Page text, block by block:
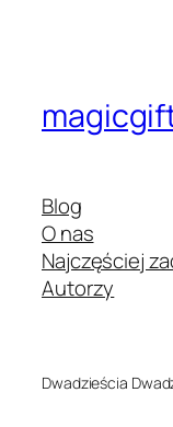
Blog
O nas
Najczęściej
Autorzy
Dwadzieścia